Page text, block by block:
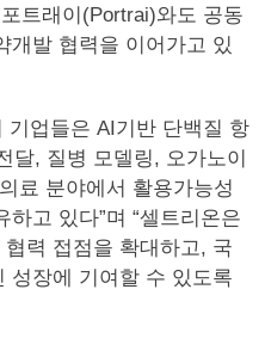
트래이(Portrai)와도 공동
개발 협력을 이어가고 있
기업들은 AI기반 단백질 항
달, 질병 모델링, 오가노이
료 분야에서 활용가능성
고 있다”며 “셀트리온은
력 접점을 확대하고, 국
성장에 기여할 수 있도록